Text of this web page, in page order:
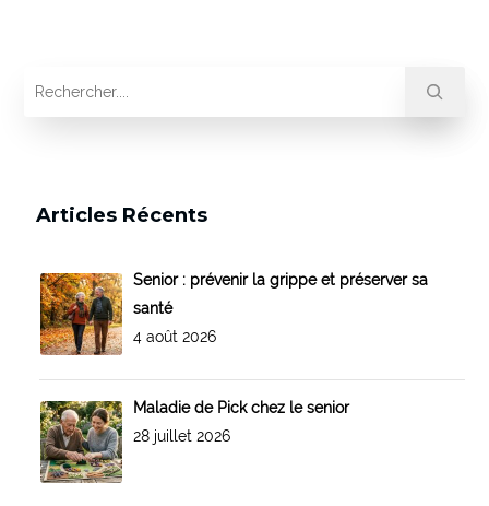
Articles Récents
Senior : prévenir la grippe et préserver sa
santé
4 août 2026
Maladie de Pick chez le senior
28 juillet 2026